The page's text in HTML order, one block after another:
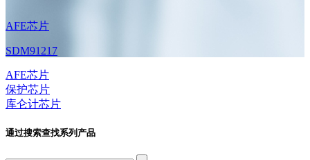
AFE芯片
SDM91217
AFE芯片
保护芯片
库仑计芯片
通过搜索查找系列产品